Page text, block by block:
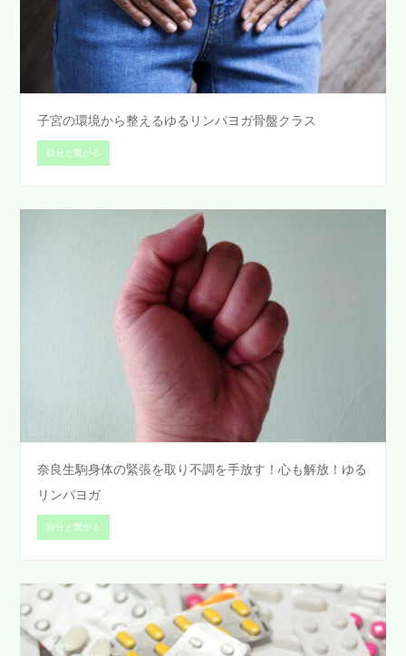
子宮の環境から整えるゆるリンパヨガ骨盤クラス
自分と繋がる
奈良生駒身体の緊張を取り不調を手放す！心も解放！ゆる
リンパヨガ
自分と繋がる